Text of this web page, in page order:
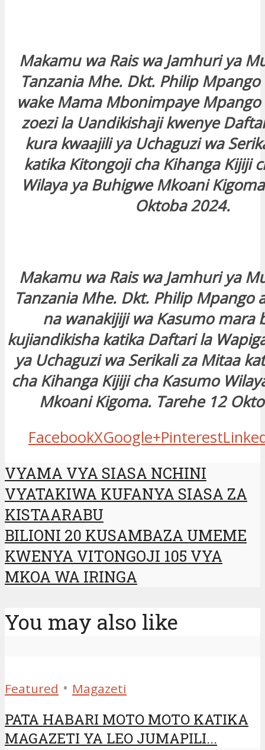
Makamu wa Rais wa Jamhuri ya
Tanzania Mhe. Dkt. Philip
wake Mama Mbonimpaye
zoezi la Uandikishaji kwenye
kura kwaajili ya Uchaguzi wa
katika Kitongoji cha Kihanga Kijiji
Wilaya ya Buhigwe Mkoani
Oktoba 2024.
Makamu wa Rais wa Jamhuri ya
Tanzania Mhe. Dkt. Philip Mpango
na wanakijiji wa Kasumo mara
kujiandikisha katika Daftari la
ya Uchaguzi wa Serikali za Mitaa
cha Kihanga Kijiji cha Kasumo
Mkoani Kigoma. Tarehe 12
FacebookXGoogle+Pinterest
VYAMA VYA SIASA NCHINI
VYATAKIWA KUFANYA SIASA ZA
KISTAARABU
BILIONI 20 KUSAMBAZA UMEME
KWENYA VITONGOJI 105 VYA
MKOA WA IRINGA
You may also like
Featured • Magazeti
PATA HABARI MOTO MOTO KATIKA
MAGAZETI YA LEO JUMAPILI...